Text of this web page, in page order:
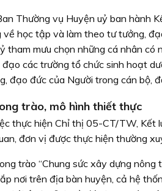
Thường vụ Huyện uỷ ban hành
học tập và làm theo tư tưởng,
tham mưu chọn những cá nhân
các trường tổ chức sinh hoạt
đạo đức của Người trong cán bộ,
trào, mô hình thiết thực
thực hiện Chỉ thị 05-CT/TW,
đơn vị được thực hiện thường
trào “Chung sức xây dựng
nơi trên địa bàn huyện, cả hệ